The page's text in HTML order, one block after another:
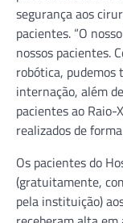
segurança aos
pacientes. “O
nossos pacientes.
robótica, pudemos
internação, além
pacientes ao
realizados de
Os pacientes do
(gratuitamente,
pela instituição)